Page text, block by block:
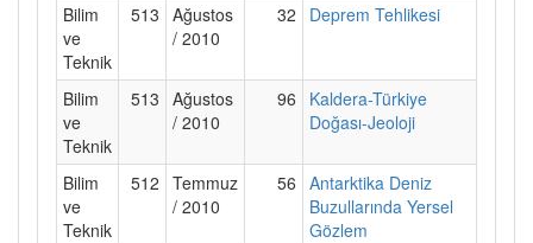
Bilim
ve
Teknik
513 Ağustos
/ 2010
32 Deprem Tehlikesi
Bilim
ve
Teknik
513 Ağustos
/ 2010
96
Kaldera-Türkiye
Doğası-Jeoloji
Bilim
ve
Teknik
512 Temmuz
/ 2010
56 Antarktika Deniz
Buzullarında Yersel
Gözlem